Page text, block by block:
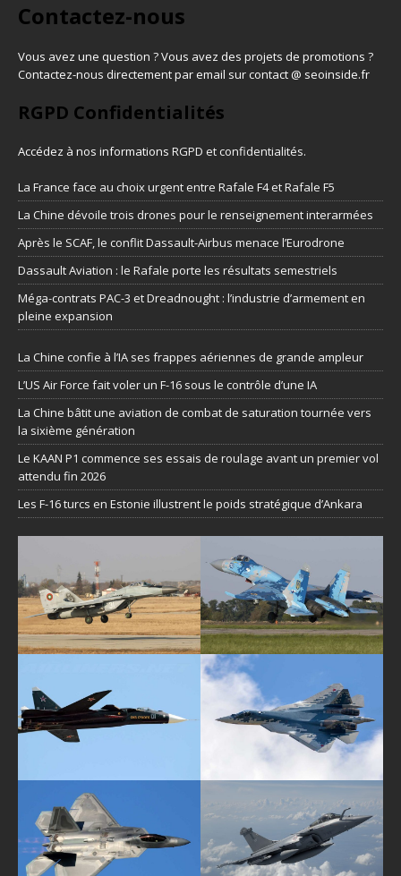
Contactez-nous
Vous avez une question ? Vous avez des projets de promotions ?
Contactez-nous directement par email sur contact @ seoinside.fr
RGPD Confidentialités
Accédez à nos informations RGPD et confidentialités.
La France face au choix urgent entre Rafale F4 et Rafale F5
La Chine dévoile trois drones pour le renseignement interarmées
Après le SCAF, le conflit Dassault-Airbus menace l’Eurodrone
Dassault Aviation : le Rafale porte les résultats semestriels
Méga-contrats PAC-3 et Dreadnought : l’industrie d’armement en
pleine expansion
La Chine confie à l’IA ses frappes aériennes de grande ampleur
L’US Air Force fait voler un F-16 sous le contrôle d’une IA
La Chine bâtit une aviation de combat de saturation tournée vers
la sixième génération
Le KAAN P1 commence ses essais de roulage avant un premier vol
attendu fin 2026
Les F-16 turcs en Estonie illustrent le poids stratégique d’Ankara